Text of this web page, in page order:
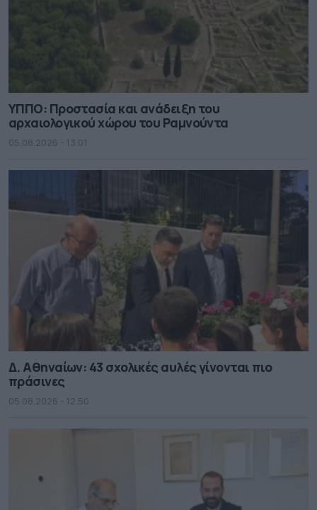
ΥΠΠΟ: Προστασία και ανάδειξη του
αρχαιολογικού χώρου του Ραμνούντα
05.08.2026 - 13.01
Δ. Αθηναίων: 43 σχολικές αυλές γίνονται πιο
πράσινες
05.08.2026 - 12.50